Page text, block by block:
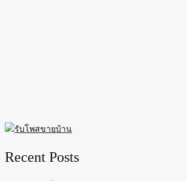
Recent Posts